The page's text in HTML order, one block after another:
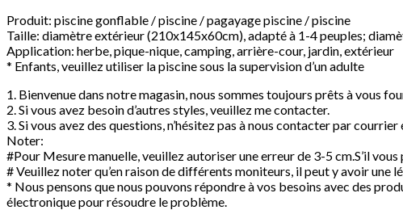
Produit: piscine gonflable / piscine / pagayage piscine / piscine
Taille: diamètre extérieur (210x145x60cm), adapté à 1-4 peuples;
Application: herbe, pique-nique, camping, arrière-cour, jardin, extérieur
* Enfants, veuillez utiliser la piscine sous la supervision d’un adulte
1. Bienvenue dans notre magasin, nous sommes toujours prêts à vous
2. Si vous avez besoin d’autres styles, veuillez me contacter.
3. Si vous avez des questions, n’hésitez pas à nous contacter par
Noter:
#Pour Mesure manuelle, veuillez autoriser une erreur de 3-5 cm.S’il
# Veuillez noter qu’en raison de différents moniteurs, il peut y avoir une
* Nous pensons que nous pouvons répondre à vos besoins avec des
électronique pour résoudre le problème.